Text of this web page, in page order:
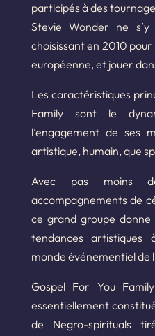
participés à des
Stevie Wonder ne
choisissant en 2010
européenne, et jouer
Les caractéristiques
Family sont le
l’engagement de ses
artistique, humain, que
Avec pas moins
accompagnements de
ce grand groupe
tendances
monde événementiel de
Gospel For You
essentiellement
de Negro-spirituals